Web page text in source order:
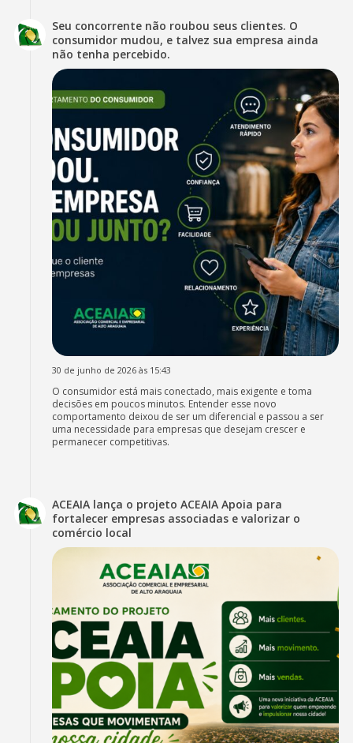
Seu concorrente não roubou seus clientes. O
consumidor mudou, e talvez sua empresa ainda
não tenha percebido.
30 de junho de 2026 às 15:43
O consumidor está mais conectado, mais exigente e toma
decisões em poucos minutos. Entender esse novo
comportamento deixou de ser um diferencial e passou a ser
uma necessidade para empresas que desejam crescer e
permanecer competitivas.
ACEAIA lança o projeto ACEAIA Apoia para
fortalecer empresas associadas e valorizar o
comércio local